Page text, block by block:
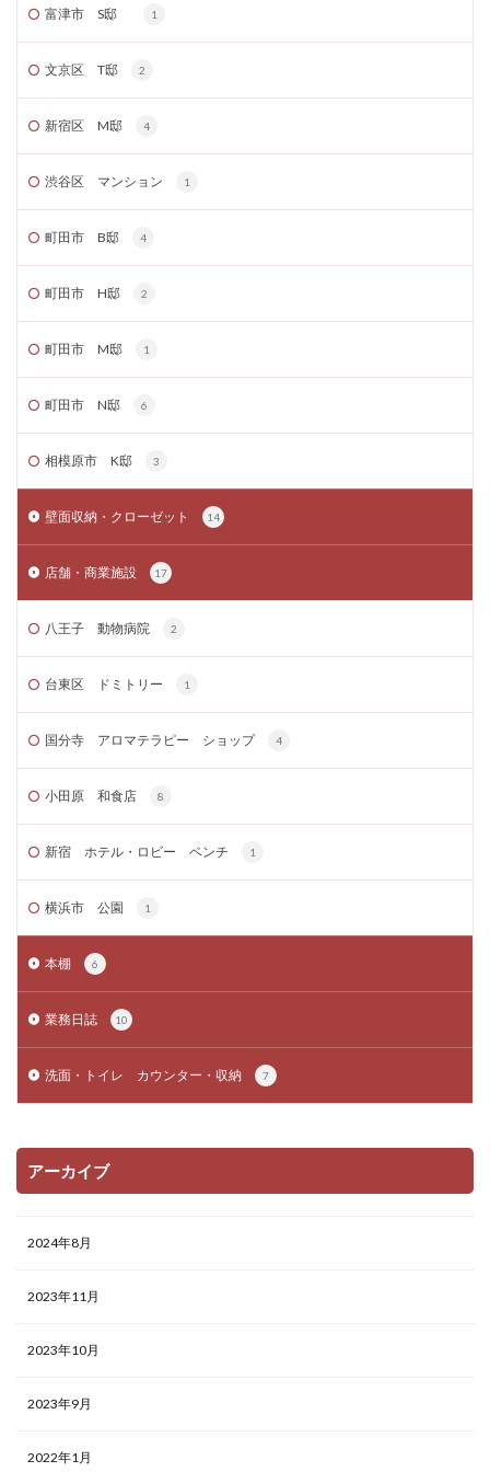
富津市 S邸 1
文京区 T邸 2
新宿区 M邸 4
渋谷区 マンション 1
町田市 B邸 4
町田市 H邸 2
町田市 M邸 1
町田市 N邸 6
相模原市 K邸 3
壁面収納・クローゼット 14
店舗・商業施設 17
八王子 動物病院 2
台東区 ドミトリー 1
国分寺 アロマテラピー ショップ 4
小田原 和食店 8
新宿 ホテル・ロビー ベンチ 1
横浜市 公園 1
本棚 6
業務日誌 10
洗面・トイレ カウンター・収納 7
アーカイブ
2024年8月
2023年11月
2023年10月
2023年9月
2022年1月